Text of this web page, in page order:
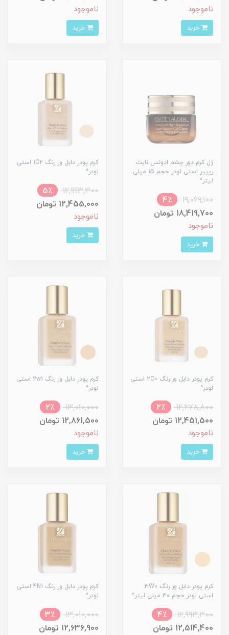
ناموجود ناموجود
ژل کرم دور چشم ادونس نایت
ریپیر استی لودر حجم 15 میلی
لیتر^
19,069,100
4٪
18,419,700 تومان
ناموجود
کرم پودر دابل ور رنگ 1C2 استی
لودر^
12,993,300
5٪
12,455,000 تومان
ناموجود
کرم پودر دابل ور رنگ 2C0 استی
لودر^
12,678,800
2٪
12,451,500 تومان
ناموجود
کرم پودر دابل ور رنگ 2w1 استی
لودر^
13,010,000
2٪
12,861,500 تومان
ناموجود
کرم پودر دابل ور رنگ 3W0
استی لودر حجم 30 میلی لیتر^
12,993,300
4٪
12,514,400 تومان
کرم پودر دابل ور رنگ 4N1 استی
لودر^
13,010,000
3٪
12,636,900 تومان